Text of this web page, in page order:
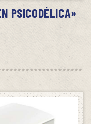
PSICODÉLICA»